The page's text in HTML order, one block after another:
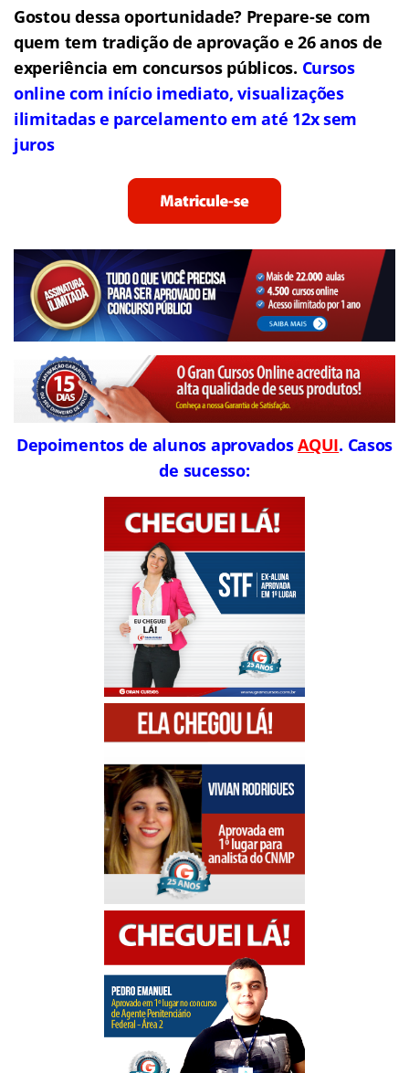
Gostou dessa oportunidade? Prepare-se com
quem tem tradição de aprovação e 26 anos de
experiência em concursos públicos. Cursos
online com início imediato, visualizações
ilimitadas e parcelamento em até 12x sem
juros
Depoimentos de alunos aprovadosAQUI. Casos
de sucesso: